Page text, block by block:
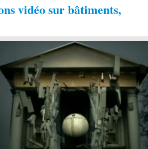
vidéo sur bâtiments,